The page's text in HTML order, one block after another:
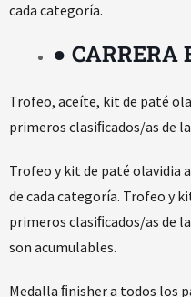
cada categoría.
● CARRERA
Trofeo, aceíte, kit de paté
primeros clasiﬁcados/as de
Trofeo y kit de paté olavidia
de cada categoría. Trofeo y
primeros clasiﬁcados/as de
son acumulables.
Medalla ﬁnisher a todos los